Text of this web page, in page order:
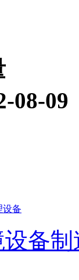
08-09
设备
备